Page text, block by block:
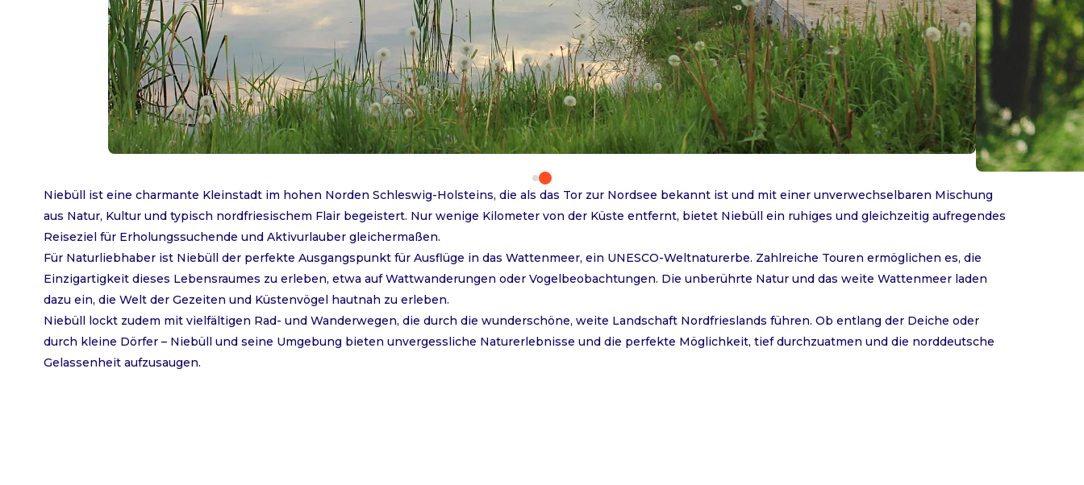
Niebüll ist eine charmante Kleinstadt im hohen Norden Schleswig-Holsteins, die als das Tor zur Nordsee bekannt ist und mit einer unverwechselbaren Mischung
aus Natur, Kultur und typisch nordfriesischem Flair begeistert. Nur wenige Kilometer von der Küste entfernt, bietet Niebüll ein ruhiges und gleichzeitig aufregendes
Reiseziel für Erholungssuchende und Aktivurlauber gleichermaßen.
Für Naturliebhaber ist Niebüll der perfekte Ausgangspunkt für Ausflüge in das Wattenmeer, ein UNESCO-Weltnaturerbe. Zahlreiche Touren ermöglichen es, die
Einzigartigkeit dieses Lebensraumes zu erleben, etwa auf Wattwanderungen oder Vogelbeobachtungen. Die unberührte Natur und das weite Wattenmeer laden
dazu ein, die Welt der Gezeiten und Küstenvögel hautnah zu erleben.
Niebüll lockt zudem mit vielfältigen Rad- und Wanderwegen, die durch die wunderschöne, weite Landschaft Nordfrieslands führen. Ob entlang der Deiche oder
durch kleine Dörfer – Niebüll und seine Umgebung bieten unvergessliche Naturerlebnisse und die perfekte Möglichkeit, tief durchzuatmen und die norddeutsche
Gelassenheit aufzusaugen.